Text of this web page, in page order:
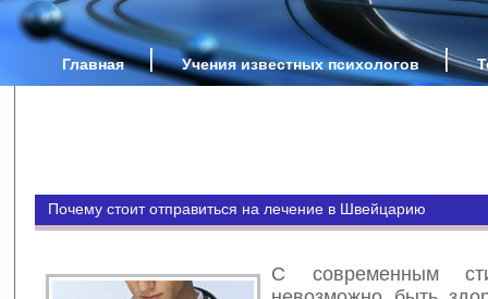
Главная Учения известных психологов
Почему стоит отправиться на лечение в Швейцарию
С современным